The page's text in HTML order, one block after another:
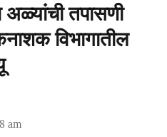
तपासणी
विभागातील
am